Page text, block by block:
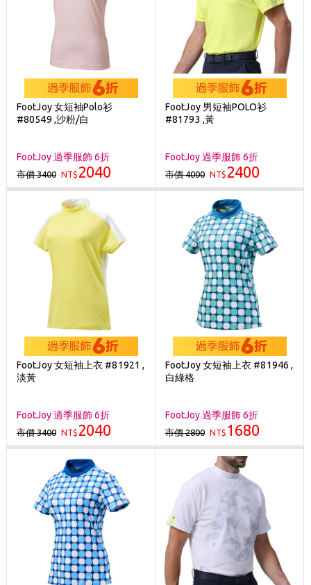
FootJoy 女短袖Polo衫
#80549 ,沙粉/白
FootJoy 過季服飾 6折
市價 3400 NT$ 2040
FootJoy 男短袖POLO衫
#81793 ,黃
FootJoy 過季服飾 6折
市價 4000 NT$ 2400
FootJoy 女短袖上衣 #81921 ,
淡黃
FootJoy 過季服飾 6折
市價 3400 NT$ 2040
FootJoy 女短袖上衣 #81946 ,
白綠格
FootJoy 過季服飾 6折
市價 2800 NT$ 1680